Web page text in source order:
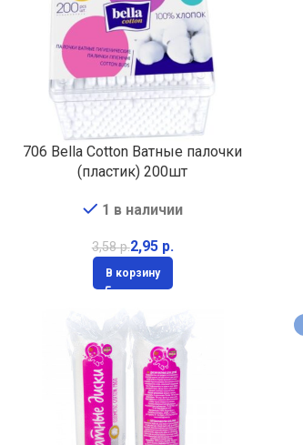
706 Bella Cotton Ватные палочки
(пластик) 200шт
1 в наличии
3,58р.2,95 р.
В корзину